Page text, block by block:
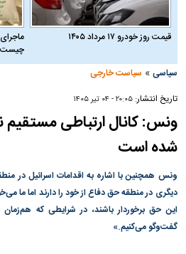
قیمت روز خودرو ۱۷ مرداد ۱۴۰۵
سیاسی » سیاست خارجی
تاریخ انتشار:۲۰:۰۵ - ۰۴ تير ۱۴۰۵
ونس: کانال ارتباطی مستقیم
شده است
ونس همچنین با اشاره به اقدامات اسرائیل در
دیگری در منطقه حق دفاع از خود را دارند اما ما
این حق برخوردار باشند، در شرایطی که
گفت‌وگو می‌کنیم.»